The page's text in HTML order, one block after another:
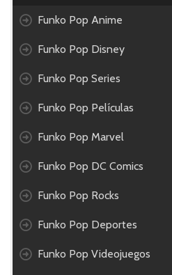
Funko Pop Anime
Funko Pop Disney
Funko Pop Series
Funko Pop Películas
Funko Pop Marvel
Funko Pop DC Comics
Funko Pop Rocks
Funko Pop Deportes
Funko Pop Videojuegos